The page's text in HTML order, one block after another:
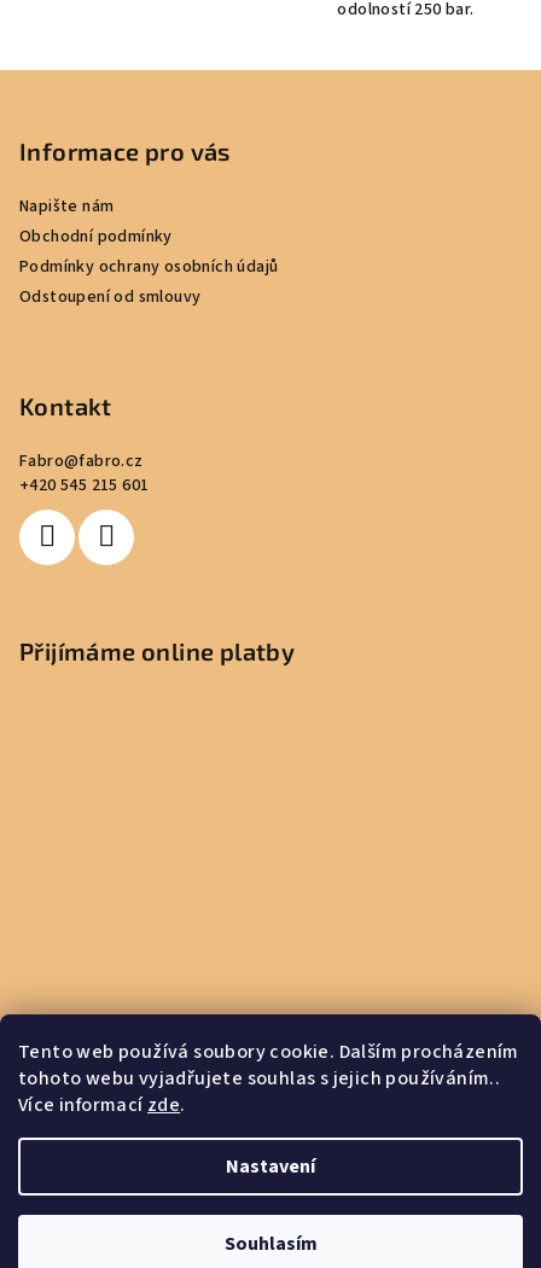
Tento web používá soubory cookie. Dalším procházením
tohoto webu vyjadřujete souhlas s jejich používáním..
Více informacízde.
Nastavení
Souhlasím
odolností 250 bar.
Informace pro vás
Napište nám
Obchodní podmínky
Podmínky ochrany osobních údajů
Odstoupení od smlouvy
Kontakt
Fabro@fabro.cz
+420 545 215 601
Přijímáme online platby
Otevírací doba PO-PÁ 8:00-16:00